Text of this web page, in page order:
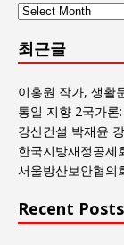
사
과
사
회
글
목
록
최근글
이홍원 작가, 생활
통일 지향 2국가론
강산건설 박재윤
한국지방재정공제
서울방산보안협의
Recent Posts